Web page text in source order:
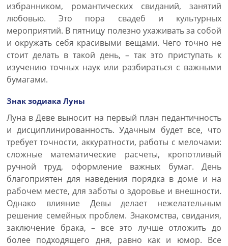
избранником, романтических свиданий, занятий
любовью. Это пора свадеб и культурных
мероприятий. В пятницу полезно ухаживать за собой
и окружать себя красивыми вещами. Чего точно не
стоит делать в такой день, – так это приступать к
изучению точных наук или разбираться с важными
бумагами.
Знак зодиака Луны
Луна в Деве выносит на первый план педантичность
и дисциплинированность. Удачным будет все, что
требует точности, аккуратности, работы с мелочами:
сложные математические расчеты, кропотливый
ручной труд, оформление важных бумаг. День
благоприятен для наведения порядка в доме и на
рабочем месте, для заботы о здоровье и внешности.
Однако влияние Девы делает нежелательным
решение семейных проблем. Знакомства, свидания,
заключение брака, – все это лучше отложить до
более подходящего дня, равно как и юмор. Все